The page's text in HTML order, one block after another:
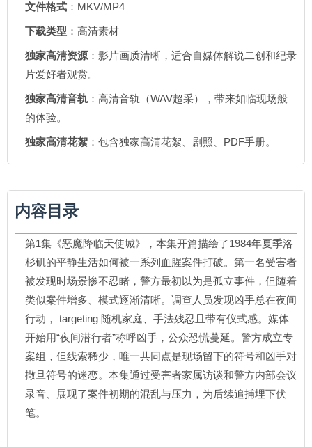
文件格式 ：MKV/MP4
下载类型 ：高清素材
独家高清资源 ：影片画质清晰，适合自媒体解说二创和纪录
片爱好者观赏。
独家高清音轨 ：高清音轨（WAV超采），带来如临现场般
的体验。
独家高清花絮 ：包含独家高清花絮、剧照、PDF手册。
内容目录
第1集《恶魔降临天使城》，本集开篇描绘了1984年夏季洛
杉矶的平静生活如何被一系列血腥案件打破。第一名受害者
被发现时场景惨不忍睹，警方最初以为是孤立事件，但随着
类似案件增多、模式逐渐清晰。调查人员发现凶手总在夜间
行动， targeting 随机家庭、手法残忍且带有仪式感。媒体
开始用“夜间潜行者”称呼凶手，公众恐慌蔓延。警方成立专
案组，但线索稀少，唯一共同点是现场留下的符号和凶手对
撒旦符号的迷恋。本集通过受害者家属访谈和警方内部会议
录音、展现了案件初期的混乱与压力，为后续追捕埋下伏
笔。